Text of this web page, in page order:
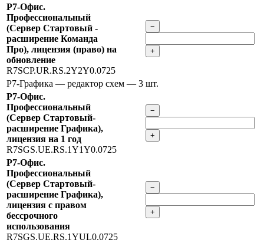
Р7-Офис.
Профессиональный
(Сервер Стартовый -
расширение Команда
Про), лицензия (право) на
обновление
R7SCP.UR.RS.2Y2Y0.0725
−
+
Р7-Графика — редактор схем — 3 шт.
Р7-Офис.
Профессиональный
(Сервер Стартовый-
расширение Графика),
лицензия на 1 год
R7SGS.UE.RS.1Y1Y0.0725
−
+
Р7-Офис.
Профессиональный
(Сервер Стартовый-
расширение Графика),
лицензия с правом
бессрочного
использования
R7SGS.UE.RS.1YUL0.0725
−
+